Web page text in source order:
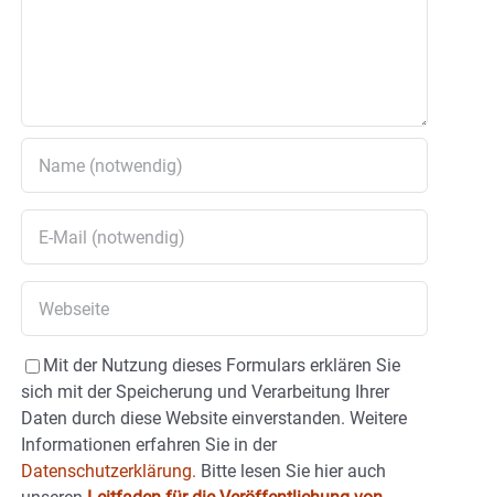
Mit der Nutzung dieses Formulars erklären Sie
sich mit der Speicherung und Verarbeitung Ihrer
Daten durch diese Website einverstanden. Weitere
Informationen erfahren Sie in der
Datenschutzerklärung. Bitte lesen Sie hier auch